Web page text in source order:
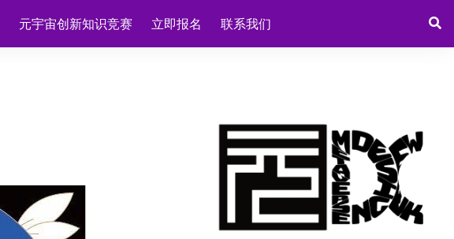
元宇宙创新知识竞赛 立即报名 联系我们